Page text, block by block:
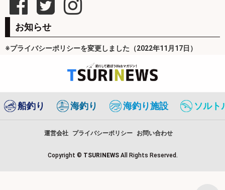
お知らせ
※プライバシーポリシーを変更しました（2022年11月17日）
船釣り 海釣り 海釣り施設 ソルト
運営会社 プライバシーポリシー お問い合わせ
Copyright © TSURINEWS All Rights Reserved.